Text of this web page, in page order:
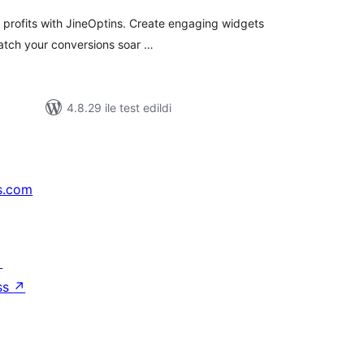
with JineOptins. Create engaging widgets
your conversions soar …
4.8.29 ile test edildi
↗